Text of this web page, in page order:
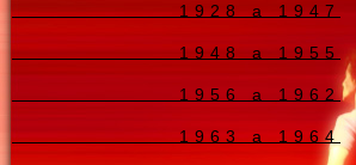
1928 a 1947
1948 a 1955
1956 a 1962
1963 a 1964